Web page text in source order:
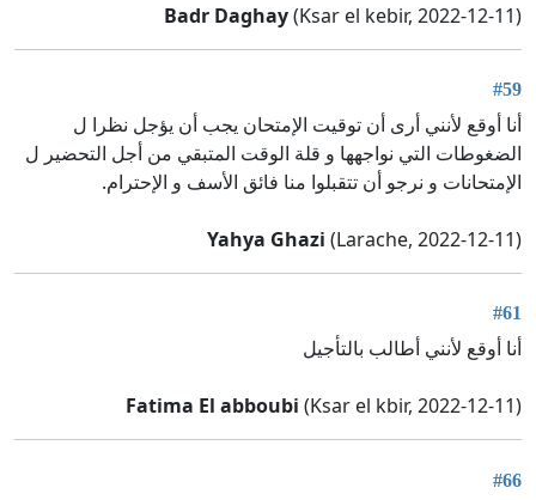
Badr Daghay(Ksar el kebir, 2022-12-11)
#59
أنا أوقع لأنني أرى أن توقيت الإمتحان يجب أن يؤجل نظرا ل
الضغوطات التي نواجهها و قلة الوقت المتبقي من أجل التحضير ل
الإمتحانات و نرجو أن تتقبلوا منا فائق الأسف و الإحترام.
Yahya Ghazi (Larache, 2022-12-11)
#61
أنا أوقع لأنني أطالب بالتأجيل
Fatima El abboubi (Ksar el kbir, 2022-12-11)
#66